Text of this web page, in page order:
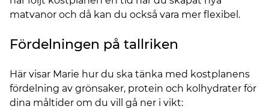
matvanor och då kan du också vara mer flexibel.
Fördelningen på tallriken
Här visar Marie hur du ska tänka med kostplanens
fördelning av grönsaker, protein och kolhydrater för
dina måltider om du vill gå ner i vikt: